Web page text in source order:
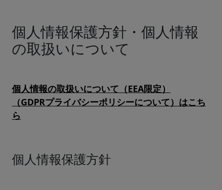
個人情報保護方針・個人情報
の取扱いについて
個人情報の取扱いについて（EEA限定）
（GDPRプライバシーポリシーについて）はこち
ら
個人情報保護方針